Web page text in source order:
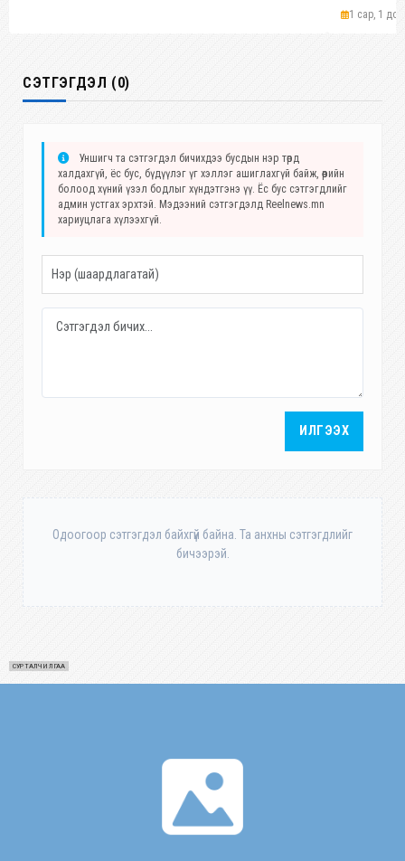
1 сар, 1
СЭТГЭГДЭЛ (0)
Уншигч та сэтгэгдэл бичихдээ бусдын нэр төрд
халдахгүй, ёс бус, бүдүүлэг үг хэллэг ашиглахгүй байж, өөрийн
болоод хүний үзэл бодлыг хүндэтгэнэ үү. Ёс бус сэтгэгдлийг
админ устгах эрхтэй. Мэдээний сэтгэгдэлд Reelnews.mn
хариуцлага хүлээхгүй.
ИЛГЭЭХ
Одоогоор сэтгэгдэл байхгүй байна. Та анхны сэтгэгдлийг
бичээрэй.
СУРТАЛЧИЛГАА